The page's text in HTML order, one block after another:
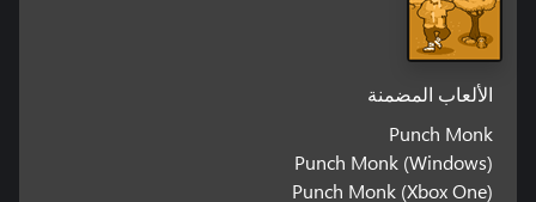
الألعاب المضمنة
Punch Monk
Punch Monk (Windows)
Punch Monk (Xbox One)